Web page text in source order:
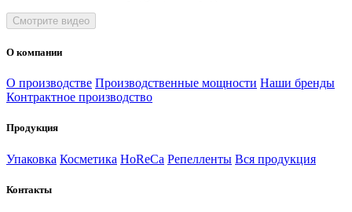
Смотрите видео
О компании
О производстве Производственные мощности Наши бренды
Контрактное производство
Продукция
Упаковка Косметика HoReCa Репелленты Вся продукция
Контакты